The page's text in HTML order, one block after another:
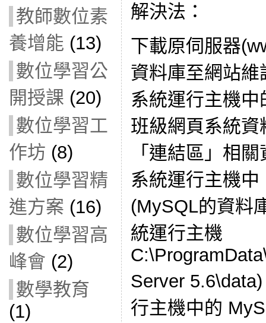
教師數位素
養增能 (13)
數位學習公
開授課 (20)
數位學習工
作坊 (8)
數位學習精
進方案 (16)
數位學習高
峰會 (2)
數學教育
(1)
解決法：
下載原伺服器
資料庫至網站
系統運行主機
班級網頁系統
「連結區」相
系統運行主機
(MySQL的資料
統運行主機
Server
行主機中的